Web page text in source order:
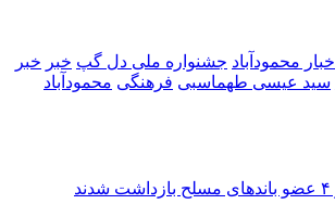
اخبار محمودآباد جشنواره ملی دل گپ خبر خبر
سید عیسی طهماسبی فرهنگی محمودآباد